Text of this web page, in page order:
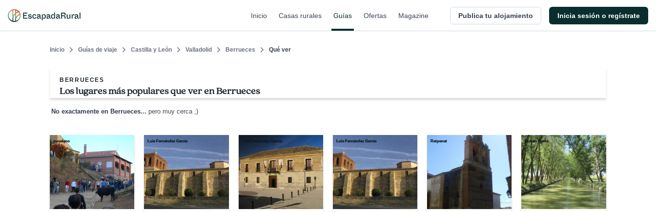
Inicio Casas rurales Guías Ofertas Magazine Publica tu alojamiento Inicia sesión o regístrate
Inicio Guías de viaje Castilla y León Valladolid Berrueces Qué ver
BERRUECES
Los lugares más populares que ver en Berrueces
No exactamente en Berrueces... pero muy cerca ;)
pucelano Luis Fernández García Luis Fernández García Luis Fernández García Ratpenat Rubén Ojeda